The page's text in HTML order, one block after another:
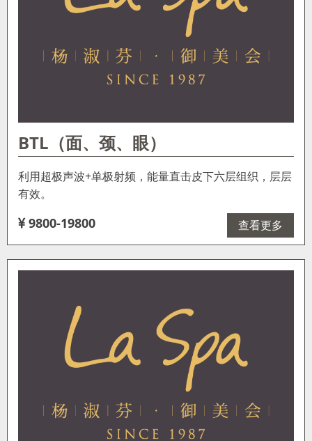
BTL（面、颈、眼）
利用超极声波+单极射频，能量直击皮下六层组织，层层
有效。
9800-19800 查看更多